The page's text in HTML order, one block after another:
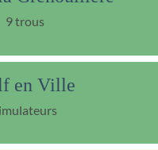
9 trous
en Ville